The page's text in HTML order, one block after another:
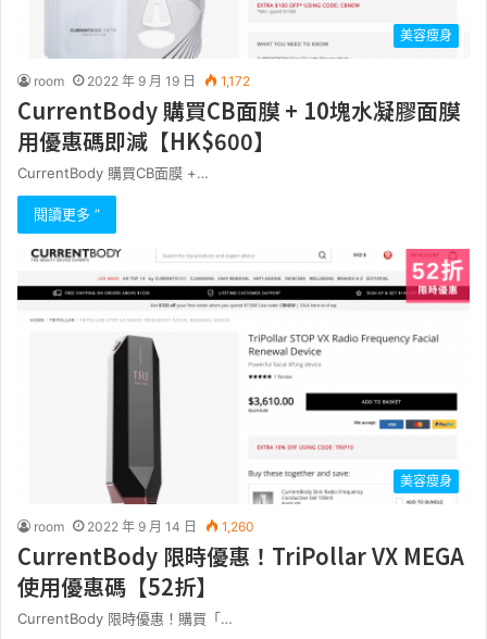
美容瘦身
room 2022 年 9 月 19 日 1,172
CurrentBody 購買CB面膜 + 10塊水凝膠面膜
用優惠碼即減【HK$600】
CurrentBody 購買CB面膜 +…
閱讀更多 ”
美容瘦身
room 2022 年 9 月 14 日 1,260
CurrentBody 限時優惠！TriPollar VX MEGA
使用優惠碼【52折】
CurrentBody 限時優惠！購買「…